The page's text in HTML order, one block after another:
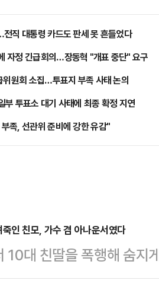
직 대통령 카드도 판세 못 흔들었다
자정 긴급회의…장동혁 "개표 중단" 요구
원회 소집…투표지 부족 사태 논의
투표소 대기 사태에 최종 확정 지연
족, 선관위 준비에 강한 유감"
인 친모, 가수 겸 아나운서였다
10대 친딸을 폭행해 숨지
멍과 상처가 남아 있었지